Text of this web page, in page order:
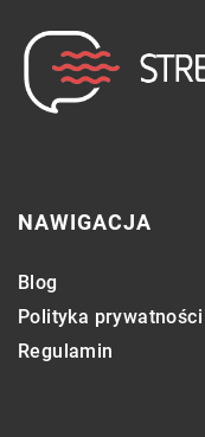
NAWIGACJA
Blog
Polityka prywatności
Regulamin